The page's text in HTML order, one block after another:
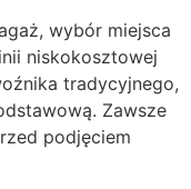
wybór miejsca
niskokosztowej
tradycyjnego,
Zawsze
podjęciem